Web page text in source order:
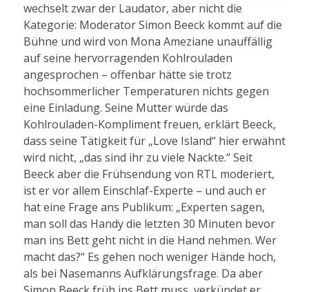
wechselt zwar der Laudator, aber nicht die
Kategorie: Moderator Simon Beeck kommt auf die
Bühne und wird von Mona Ameziane unauffällig
auf seine hervorragenden Kohlrouladen
angesprochen – offenbar hätte sie trotz
hochsommerlicher Temperaturen nichts gegen
eine Einladung. Seine Mutter würde das
Kohlrouladen-Kompliment freuen, erklärt Beeck,
dass seine Tätigkeit für „Love Island“ hier erwähnt
wird nicht, „das sind ihr zu viele Nackte.“ Seit
Beeck aber die Frühsendung von RTL moderiert,
ist er vor allem Einschlaf-Experte – und auch er
hat eine Frage ans Publikum: „Experten sagen,
man soll das Handy die letzten 30 Minuten bevor
man ins Bett geht nicht in die Hand nehmen. Wer
macht das?“ Es gehen noch weniger Hände hoch,
als bei Nasemanns Aufklärungsfrage. Da aber